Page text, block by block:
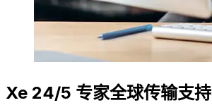
Xe 24/5 专家全球传输支持